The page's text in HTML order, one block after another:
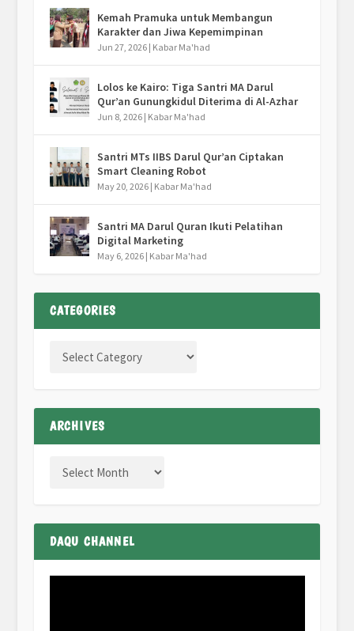
Kemah Pramuka untuk Membangun
Karakter dan Jiwa Kepemimpinan
Jun 27, 2026| Kabar Ma'had
Lolos ke Kairo: Tiga Santri MA Darul
Qur’an Gunungkidul Diterima di Al-Azhar
Jun 8, 2026| Kabar Ma'had
Santri MTs IIBS Darul Qur’an Ciptakan
Smart Cleaning Robot
May 20, 2026| Kabar Ma'had
Santri MA Darul Quran Ikuti Pelatihan
Digital Marketing
May 6, 2026| Kabar Ma'had
CATEGORIES
ARCHIVES
DAQU CHANNEL